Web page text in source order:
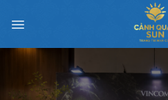
đến
dung